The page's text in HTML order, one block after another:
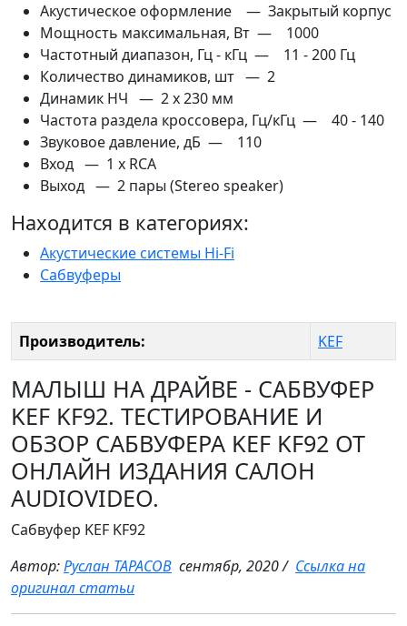
Акустическое оформление — Закрытый корпус
Мощность максимальная, Вт — 1000
Частотный диапазон, Гц - кГц — 11 - 200 Гц
Количество динамиков, шт — 2
Динамик НЧ — 2 x 230 мм
Частота раздела кроссовера, Гц/кГц — 40 - 140
Звуковое давление, дБ — 110
Вход — 1 x RCA
Выход — 2 пары (Stereo speaker)
Находится в категориях:
Акустические системы Hi-Fi
Сабвуферы
Производитель: KEF
МАЛЫШ НА ДРАЙВЕ - САБВУФЕР
KEF KF92. ТЕСТИРОВАНИЕ И
ОБЗОР САБВУФЕРА KEF KF92 ОТ
ОНЛАЙН ИЗДАНИЯ САЛОН
AUDIOVIDEO.
Сабвуфер KEF KF92
Автор:Руслан ТАРАСОВ сентябр, 2020 / Ссылка на
оригинал статьи